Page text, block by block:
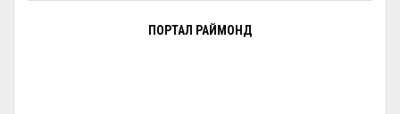
ПОРТАЛ РАЙМОНД